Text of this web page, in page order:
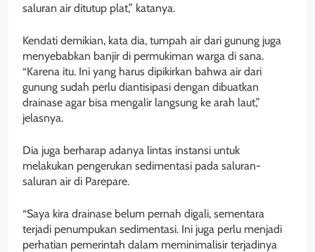
saluran air ditutup plat,” katanya.
Kendati demikian, kata dia, tumpah air dari gunung juga
menyebabkan banjir di permukiman warga di sana.
“Karena itu. Ini yang harus dipikirkan bahwa air dari
gunung sudah perlu diantisipasi dengan dibuatkan
drainase agar bisa mengalir langsung ke arah laut,”
jelasnya.
Dia juga berharap adanya lintas instansi untuk
melakukan pengerukan sedimentasi pada saluran-
saluran air di Parepare.
“Saya kira drainase belum pernah digali, sementara
terjadi penumpukan sedimentasi. Ini juga perlu menjadi
perhatian pemerintah dalam meminimalisir terjadinya